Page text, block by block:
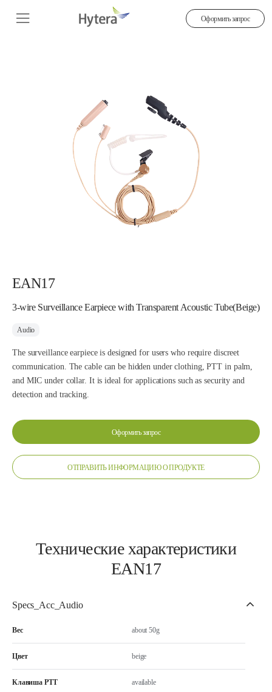
Оформить запрос
EAN17
3-wire Surveillance Earpiece with Transparent Acoustic Tube(Beige)
Audio
The surveillance earpiece is designed for users who require discreet
communication. The cable can be hidden under clothing, PTT in palm,
and MIC under collar. It is ideal for applications such as security and
detection and tracking.
Оформить запрос
ОТПРАВИТЬ ИНФОРМАЦИЮ О ПРОДУКТЕ
Технические характеристики
EAN17
Specs_Acc_Audio
Вес about 50g
Цвет beige
Клавиша РТТ available